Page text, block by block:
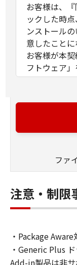
お客様は、
ックした時
ンストール
意したことに
お客様が本
フトウェア
(1) キヤノン
用する目的
（本契約書
ること、また
ること、アク
ことのいず
お客様は、ま
通じて接続
コンピュータ
ファ
注意・制限
・Package Aware
・Generic Plus
Add-in製品は非サ